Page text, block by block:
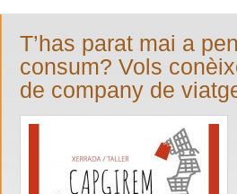
T’has parat mai a
consum? Vols
de company de